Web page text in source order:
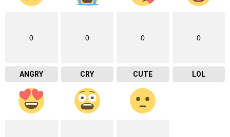
0
ANGRY
0
CRY
0
CUTE
0
LOL